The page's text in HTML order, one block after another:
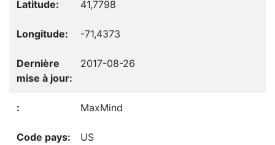
41,7798
-71,4373
2017-08-26
MaxMind
US